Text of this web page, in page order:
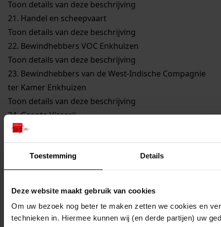
Toestemming Details
Deze website maakt gebruik van cookies
Om uw bezoek nog beter te maken zetten we cookies en
technieken in. Hiermee kunnen wij (en derde partijen) uw
Toon details van deze beschrijving
21. Handel en scheepvaart
Toon details van deze beschrijving
22. Bewindhebbers VOC Enkhuizen
Toon details van deze beschrijving
23. Bewindhebbers van de West-Indische Compagnie
ter Kamer Enkhuizen
Toon details van deze beschrijving
24.Groote Visserij
Toon details van deze beschrijving
25.Walvisvaarders
Toon details van deze beschrijving
26.Gilden en Neringen
Toon details van deze beschrijving